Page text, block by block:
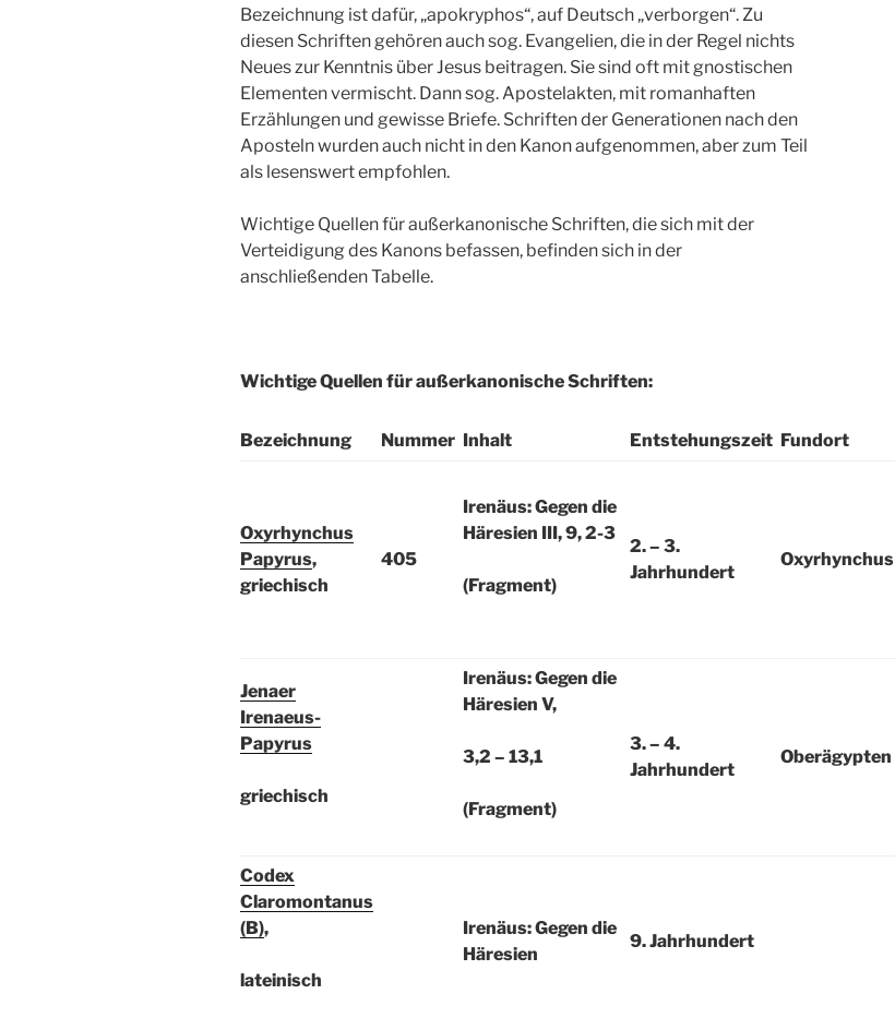
Bezeichnung ist dafür, „apokryphos“, auf Deutsch „verborgen“. Zu
diesen Schriften gehören auch sog. Evangelien, die in der Regel nichts
Neues zur Kenntnis über Jesus beitragen. Sie sind oft mit gnostischen
Elementen vermischt. Dann sog. Apostelakten, mit romanhaften
Erzählungen und gewisse Briefe. Schriften der Generationen nach den
Aposteln wurden auch nicht in den Kanon aufgenommen, aber zum Teil
als lesenswert empfohlen.
Wichtige Quellen für außerkanonische Schriften, die sich mit der
Verteidigung des Kanons befassen, befinden sich in der
anschließenden Tabelle.
Wichtige Quellen für außerkanonische Schriften:
Bezeichnung Nummer Inhalt Entstehungszeit Fundort
Oxyrhynchus
Papyrus,
griechisch
405
Irenäus: Gegen die
Häresien III, 9, 2-3
(Fragment)
2. – 3.
Jahrhundert
Oxyrhynchus
Jenaer
Irenaeus-
Papyrus
griechisch
Irenäus: Gegen die
Häresien V,
3,2 – 13,1
(Fragment)
3. – 4.
Jahrhundert
Oberägypten
Codex
Claromontanus
(B),
lateinisch
Irenäus: Gegen die
Häresien
9. Jahrhundert